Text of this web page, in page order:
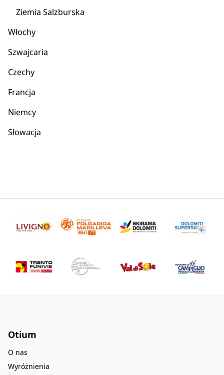
Ziemia Salzburska
Włochy
Szwajcaria
Czechy
Francja
Niemcy
Słowacja
Otium
O nas
Wyróżnienia